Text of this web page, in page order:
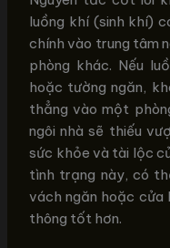
luồng khí (sinh khí)
chính vào trung tâm
phòng khác. Nếu
hoặc tường ngăn,
thẳng vào một
ngôi nhà sẽ thiếu
sức khỏe và tài lộc
tình trạng này, có
vách ngăn hoặc cửa
thông tốt hơn.